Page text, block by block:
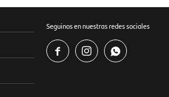
Seguinos en nuestras redes sociales
  